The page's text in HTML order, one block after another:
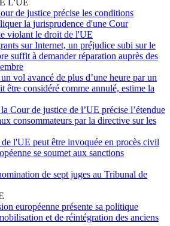
de justice précise les conditions
la jurisprudence d'une Cour
violant le droit de l'UE
sur Internet, un préjudice subi sur le
suffit à demander réparation auprès des
un vol avancé de plus d’une heure par un
être considéré comme annulé, estime la
la Cour de justice de l’UE précise l’étendue
consommateurs par la directive sur les
l'UE peut être invoquée en procès civil
se soumet aux sanctions
de sept juges au Tribunal de
européenne présente sa politique
et de réintégration des anciens